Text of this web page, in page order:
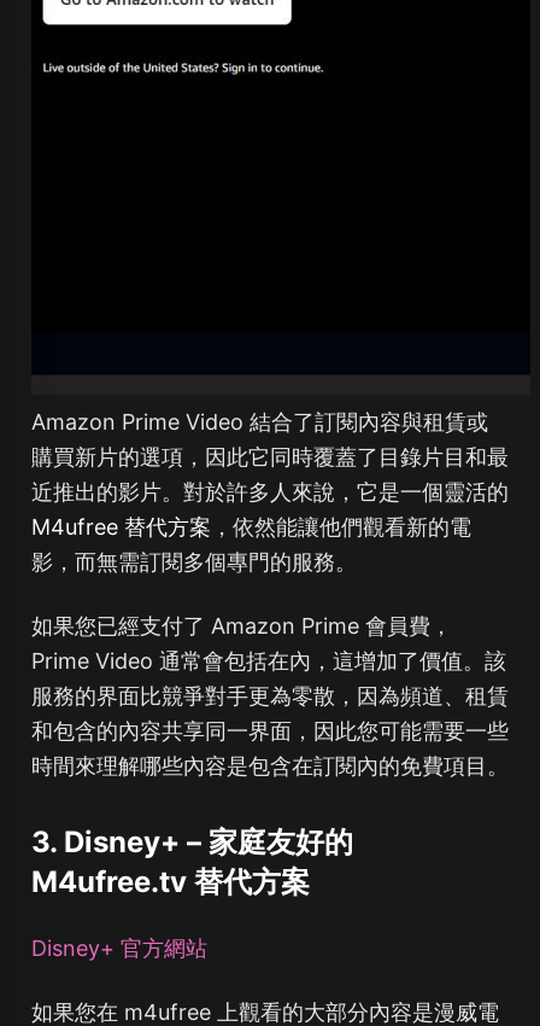
Amazon Prime Video 結合了訂閱內容與租賃或
購買新片的選項，因此它同時覆蓋了目錄片目和最
近推出的影片。對於許多人來說，它是一個靈活的
M4ufree 替代方案 ，依然能讓他們觀看新的電
影，而無需訂閱多個專門的服務。
如果您已經支付了 Amazon Prime 會員費，
Prime Video 通常會包括在內，這增加了價值。該
服務的界面比競爭對手更為零散，因為頻道、租賃
和包含的內容共享同一界面，因此您可能需要一些
時間來理解哪些內容是包含在訂閱內的免費項目。
3. Disney+ – 家庭友好的
M4ufree.tv 替代方案
Disney+ 官方網站
如果您在 m4ufree 上觀看的大部分內容是漫威電